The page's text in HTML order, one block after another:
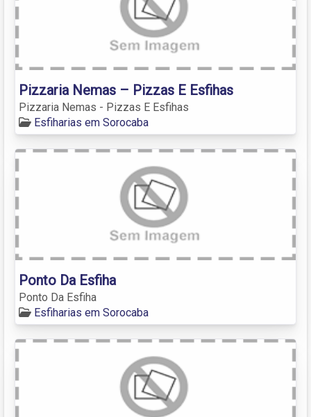
Pizzaria Nemas – Pizzas E Esfihas
Pizzaria Nemas - Pizzas E Esfihas
Esfiharias em Sorocaba
Ponto Da Esfiha
Ponto Da Esfiha
Esfiharias em Sorocaba